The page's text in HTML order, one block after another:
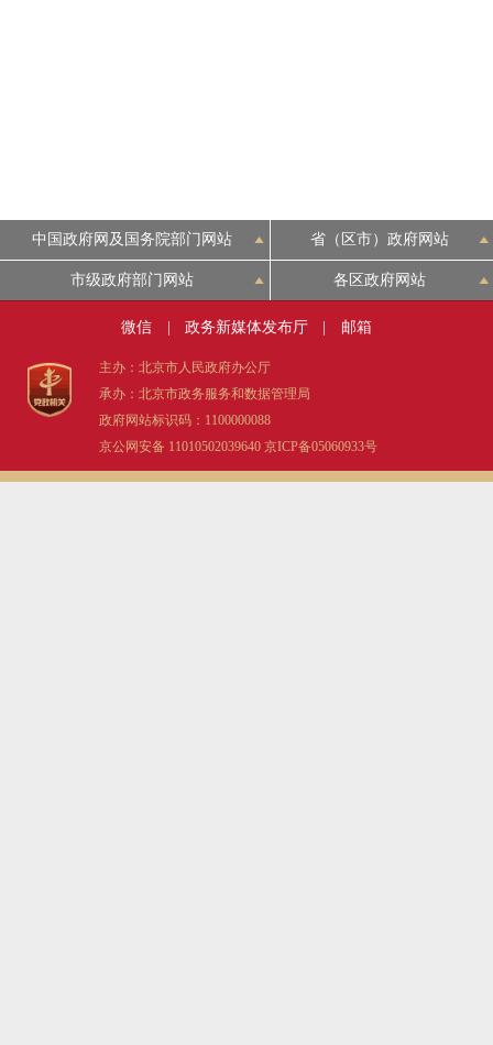
中国政府网及国务院部门网站 省（区市）政府网站
市级政府部门网站 各区政府网站
微信 政务新媒体发布厅 邮箱
主办：北京市人民政府办公厅
承办：北京市政务服务和数据管理局
政府网站标识码：1100000088
京公网安备 11010502039640 京ICP备05060933号